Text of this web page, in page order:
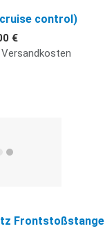
control)
€
Frontstoßstange